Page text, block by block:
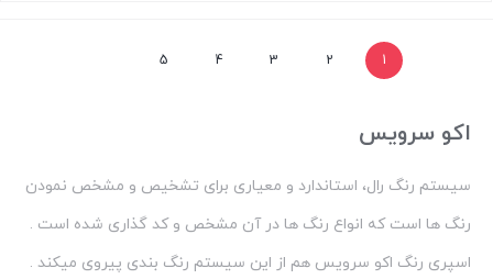
1
2
3
4
5
اکو سرویس
سیستم رنگ رال، استاندارد و معیاری برای تشخیص و مشخص نمودن
رنگ ها است که انواع رنگ ها در آن مشخص و کد گذاری شده است .
اسپری رنگ اکو سرویس هم از این سیستم رنگ بندی پیروی میکند .